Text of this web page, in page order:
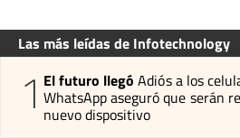
Las más leídas de Infotechnology
1 El futuro llegó Adiós a los
WhatsApp aseguró que serán
nuevo dispositivo